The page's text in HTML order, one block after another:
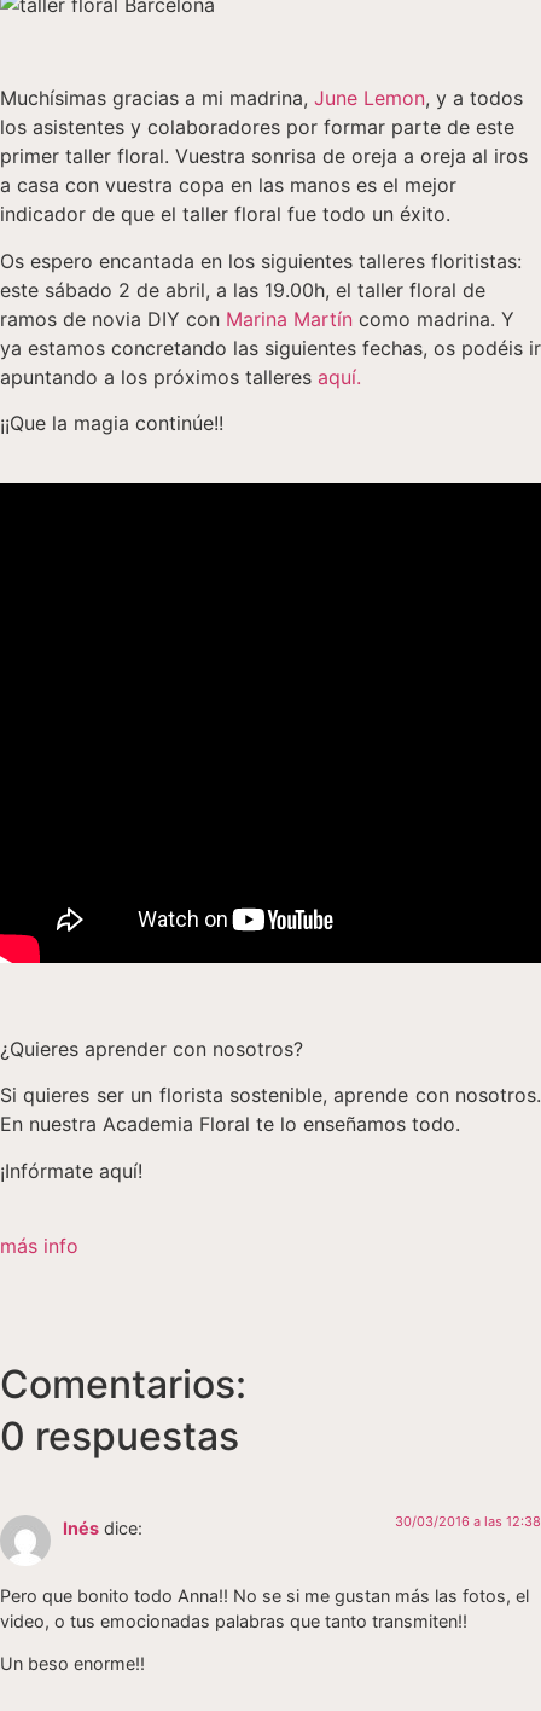
Muchísimas gracias a mi madrina, June Lemon, y a todos
los asistentes y colaboradores por formar parte de este
primer taller floral. Vuestra sonrisa de oreja a oreja al iros
a casa con vuestra copa en las manos es el mejor
indicador de que el taller floral fue todo un éxito.
Os espero encantada en los siguientes talleres floritistas:
este sábado 2 de abril, a las 19.00h, el taller floral de
ramos de novia DIY con Marina Martín como madrina. Y
ya estamos concretando las siguientes fechas, os podéis ir
apuntando a los próximos talleres aquí.
¡¡Que la magia continúe!!
¿Quieres aprender con nosotros?
Si quieres ser un florista sostenible, aprende con nosotros.
En nuestra Academia Floral te lo enseñamos todo.
¡Infórmate aquí!
más info
Comentarios:
0 respuestas
Inés dice: 30/03/2016 a las 12:38
Pero que bonito todo Anna!! No se si me gustan más las fotos, el
video, o tus emocionadas palabras que tanto transmiten!!
Un beso enorme!!